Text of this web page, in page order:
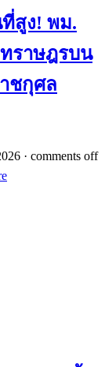
สูง! พม.
ราษฎรบน
ชกุศล
· comments off